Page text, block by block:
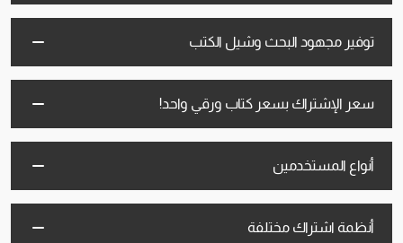
توفير مجهود البحث وشيل الكتب
سعر الإشتراك بسعر كتاب ورقي واحد!
أنواع المستخدمين
أنظمة اشتراك مختلفة